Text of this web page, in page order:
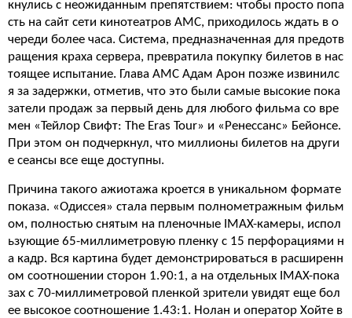
кнулись с неожиданным препятствием: чтобы просто попа
сть на сайт сети кинотеатров AMC, приходилось ждать в о
череди более часа. Система, предназначенная для предотв
ращения краха сервера, превратила покупку билетов в нас
тоящее испытание. Глава AMC Адам Арон позже извинилс
я за задержки, отметив, что это были самые высокие пока
затели продаж за первый день для любого фильма со вре
мен «Тейлор Свифт: The Eras Tour» и «Ренессанс» Бейонсе.
При этом он подчеркнул, что миллионы билетов на други
е сеансы все еще доступны.
Причина такого ажиотажа кроется в уникальном формате
показа. «Одиссея» стала первым полнометражным фильм
ом, полностью снятым на пленочные IMAX-камеры, испол
ьзующие 65-миллиметровую пленку с 15 перфорациями н
а кадр. Вся картина будет демонстрироваться в расширенн
ом соотношении сторон 1.90:1, а на отдельных IMAX-пока
зах с 70-миллиметровой пленкой зрители увидят еще бол
ее высокое соотношение 1.43:1. Нолан и оператор Хойте в